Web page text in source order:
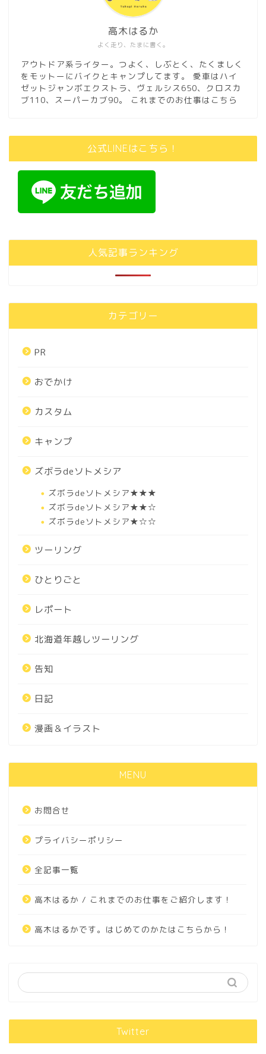
よく走り、たまに書く。
高木はるか
アウトドア系ライター。つよく、しぶとく、たくましく
をモットーにバイクとキャンプしてます。 愛車はハイ
ゼットジャンボエクストラ、ヴェルシス650、クロスカ
ブ110、スーパーカブ90。
これまでのお仕事はこちら
公式LINEはこちら！
人気記事ランキング
カテゴリー
PR
おでかけ
カスタム
キャンプ
ズボラdeソトメシア
ズボラdeソトメシア★★★
ズボラdeソトメシア★★☆
ズボラdeソトメシア★☆☆
ツーリング
ひとりごと
レポート
北海道年越しツーリング
告知
日記
漫画＆イラスト
MENU
お問合せ
プライバシーポリシー
全記事一覧
高木はるか / これまでのお仕事をご紹介します！
高木はるかです。はじめてのかたはこちらから！
Twitter